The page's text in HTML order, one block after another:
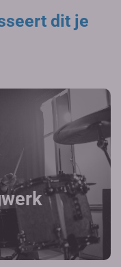
dit je